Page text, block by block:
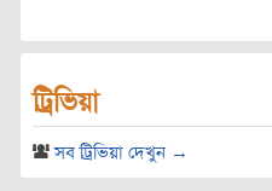
ট্রিভিয়া
সব ট্রিভিয়া দেখুন →